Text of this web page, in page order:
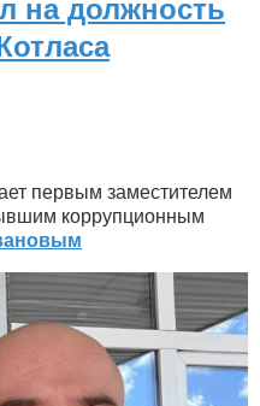
на должность
первым заместителем
коррупционным